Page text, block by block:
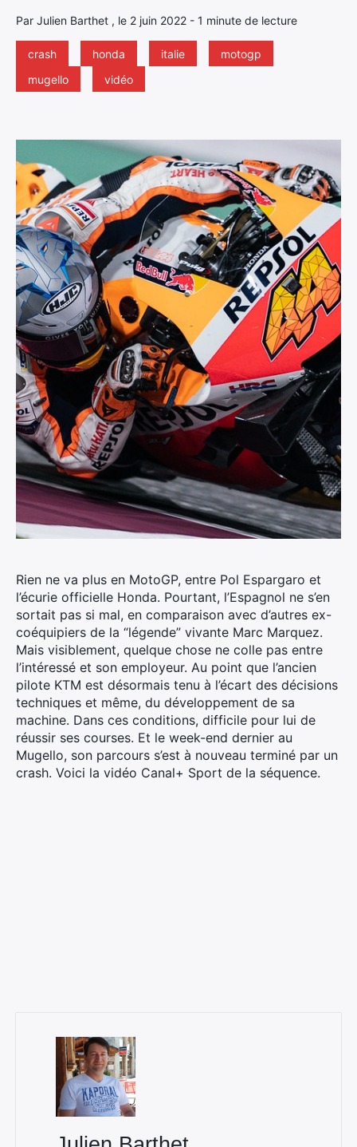
Par Julien Barthet , le 2 juin 2022 - 1 minute de lecture
crash honda italie
motogp
mugello
vidéo
Rien ne va plus en MotoGP, entre Pol Espargaro et
l’écurie officielle Honda. Pourtant, l’Espagnol ne s’en
sortait pas si mal, en comparaison avec d’autres ex-
coéquipiers de la “légende” vivante Marc Marquez.
Mais visiblement, quelque chose ne colle pas entre
l’intéressé et son employeur. Au point que l’ancien
pilote KTM est désormais tenu à l’écart des décisions
techniques et même, du développement de sa
machine. Dans ces conditions, difficile pour lui de
réussir ses courses. Et le week-end dernier au
Mugello, son parcours s’est à nouveau terminé par un
crash. Voici la vidéo Canal+ Sport de la séquence.